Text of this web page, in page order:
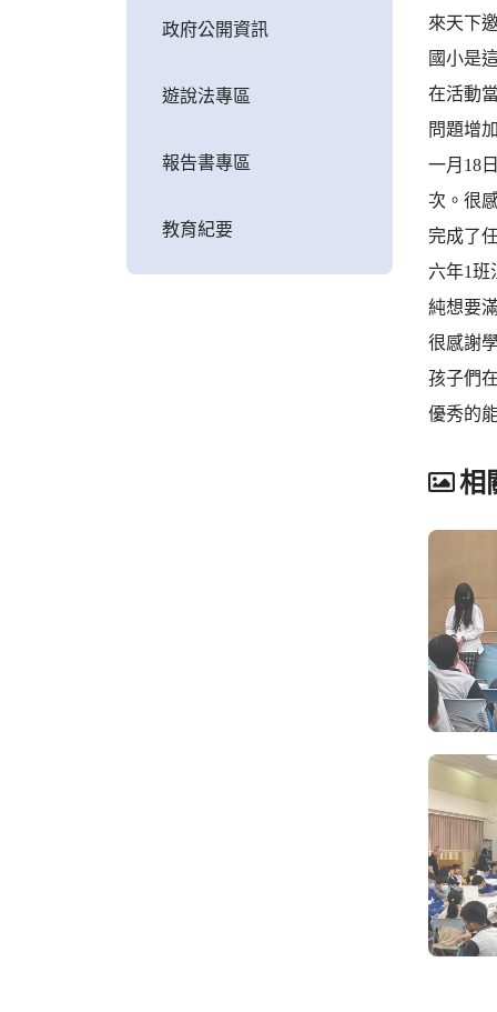
政府公開資訊
遊說法專區
報告書專區
教育紀要
來天下
國小是
在活動
問題增
一月18
次。很
完成了
六年1班
純想要
很感謝
孩子們
優秀的
相